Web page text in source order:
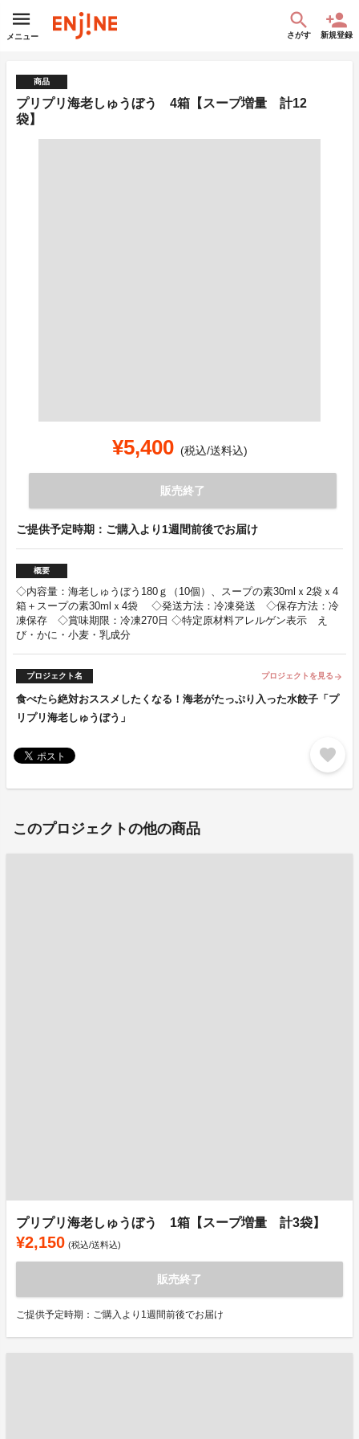
メニュー さがす 新規登録
商品
プリプリ海老しゅうぼう 4箱【スープ増量 計12
袋】
¥5,400 (税込/送料込)
販売終了
ご提供予定時期：ご購入より1週間前後でお届け
概要
◇内容量：海老しゅうぼう180ｇ（10個）、スープの素30mlｘ2袋ｘ4
箱＋スープの素30mlｘ4袋 ◇発送方法：冷凍発送 ◇保存方法：冷
凍保存 ◇賞味期限：冷凍270日 ◇特定原材料アレルゲン表示 え
び・かに・小麦・乳成分
プロジェクト名 プロジェクトを見る arrow_forward
食べたら絶対おススメしたくなる！海老がたっぷり入った水餃子「プ
リプリ海老しゅうぼう」
favorite
このプロジェクトの他の商品
プリプリ海老しゅうぼう 1箱【スープ増量 計3袋】
¥2,150 (税込/送料込)
販売終了
ご提供予定時期：ご購入より1週間前後でお届け